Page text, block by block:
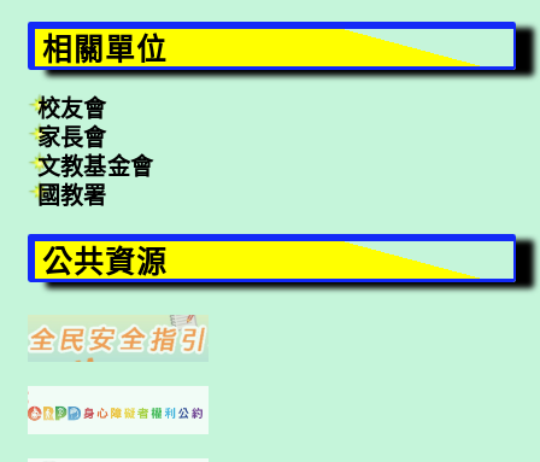
相關單位
校友會
家長會
文教基金會
國教署
公共資源